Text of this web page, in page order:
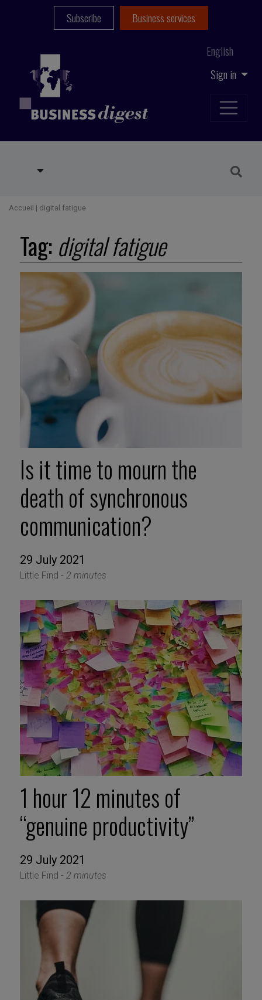
Sign in
English
Subscribe Business services
Accueil | digital fatigue
Tag: digital fatigue
Is it time to mourn the
death of synchronous
communication?
29 July 2021
Little Find - 2 minutes
1 hour 12 minutes of
“genuine productivity”
29 July 2021
Little Find - 2 minutes